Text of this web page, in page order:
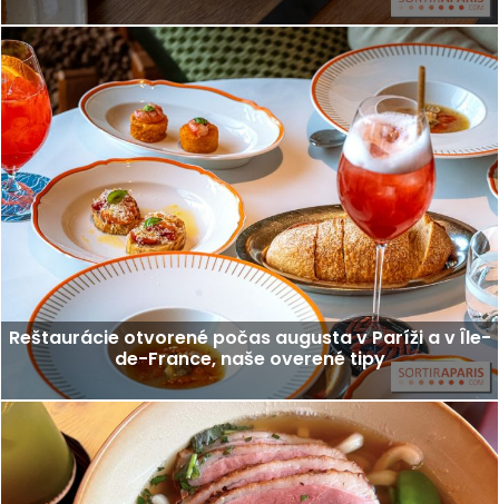
Reštaurácie otvorené počas augusta v Paríži a v Île-
de-France, naše overené tipy